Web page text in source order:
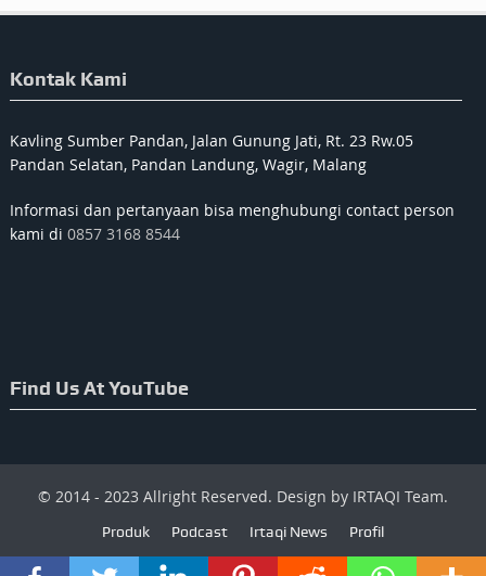
Kontak Kami
Kavling Sumber Pandan, Jalan Gunung Jati, Rt. 23 Rw.05
Pandan Selatan, Pandan Landung, Wagir, Malang
Informasi dan pertanyaan bisa menghubungi contact person
kami di 0857 3168 8544
Find Us At YouTube
© 2014 - 2023 Allright Reserved. Design by IRTAQI Team.
Produk Podcast Irtaqi News Profil